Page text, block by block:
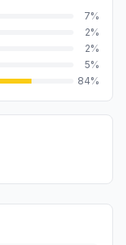
7%
2%
2%
5%
84%